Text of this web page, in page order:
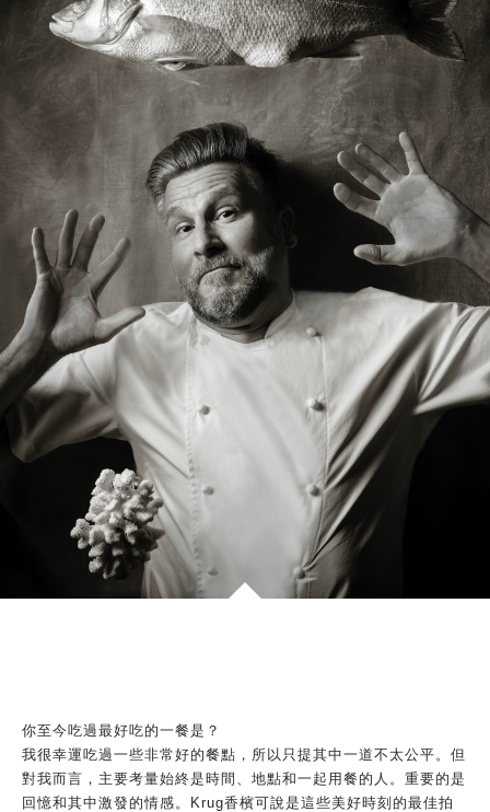
你至今吃過最好吃的一餐是？
我很幸運吃過一些非常好的餐點，所以只提其中一道不太公平。但
對我而言，主要考量始終是時間、地點和一起用餐的人。重要的是
回憶和其中激發的情感。Krug香檳可說是這些美好時刻的最佳拍